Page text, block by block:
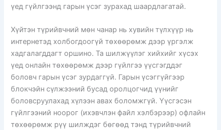
үед гүйлгээнд гарын үсэг зурахад шаардлагатай.
Хүйтэн түрийвчний мөн чанар нь хувийн түлхүүр нь
интернетэд холбогдоогүй төхөөрөмж дээр үргэлж
хадгалагддагт оршино. Та шилжүүлэг хийхийг хүсэх
үед онлайн төхөөрөмж дээр гүйлгээ үүсгэгддэг
боловч гарын үсэг зурдаггүй. Гарын үсэггүйгээр
блокчэйн сүлжээний бусад оролцогчид үүнийг
боловсруулахад хүлээн авах боломжгүй. Үүсгэсэн
гүйлгээний ноорог (ихэвчлэн файл хэлбэрээр) офлайн
төхөөрөмж рүү шилждэг бөгөөд тэнд түрийвчний